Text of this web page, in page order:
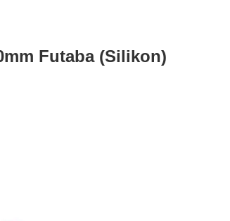
Futaba (Silikon)